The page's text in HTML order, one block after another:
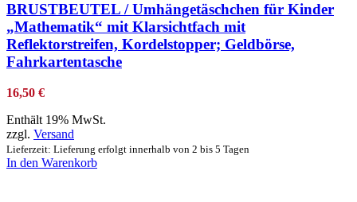
BRUSTBEUTEL / Umhängetäschchen für Kinder
„Mathematik“ mit Klarsichtfach mit
Reflektorstreifen, Kordelstopper; Geldbörse,
Fahrkartentasche
16,50 €
Enthält 19% MwSt.
zzgl. Versand
Lieferzeit: Lieferung erfolgt innerhalb von 2 bis 5 Tagen
In den Warenkorb